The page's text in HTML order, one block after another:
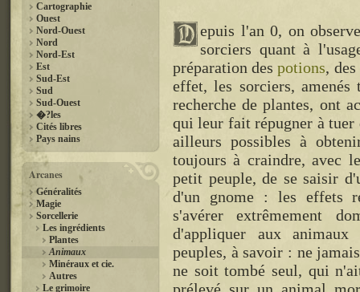
Cartographie
Ouest
Nord-Ouest
Nord
Nord-Est
Est
Sud-Est
Sud
Sud-Ouest
�?les
Cités libres
Pays nains
Arcanes
Généralités
Magie
Sorcellerie
Les ingrédients
Plantes
Animaux
Minéraux et cie.
Autres
Le grimoire
epuis l'an 0, on
sorciers quant à
préparation despotions,
effet, les sorciers,
recherche de plantes, ont
qui leur fait répugner à tuer
ailleurs possibles à
toujours à craindre, avec
petit peuple, de se saisir
d'un gnome : les effets
s'avérer extrêmement
d'appliquer aux
peuples, à savoir : ne
ne soit tombé seul, qui